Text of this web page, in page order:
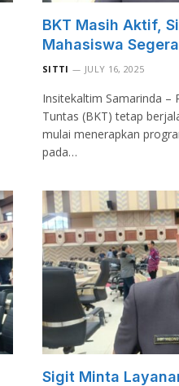
BKT Masih Aktif,
Mahasiswa
SITTI JULY 16, 2025
Insitekaltim Samarinda –
Tuntas (BKT) tetap
mulai menerapkan
pada…
Sigit Minta